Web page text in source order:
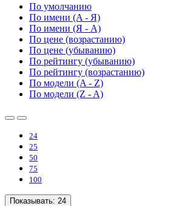
По умолчанию
По имени (A - Я)
По имени (Я - A)
По цене (возрастанию)
По цене (убыванию)
По рейтингу (убыванию)
По рейтингу (возрастанию)
По модели (A - Z)
По модели (Z - A)
24
25
50
75
100
Показывать: 24